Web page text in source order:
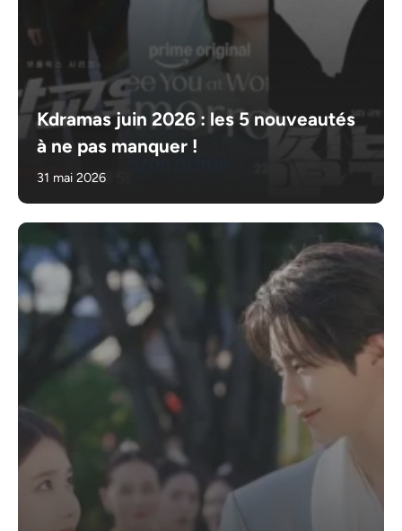
Kdramas juin 2026 : les 5 nouveautés
à ne pas manquer !
31 mai 2026